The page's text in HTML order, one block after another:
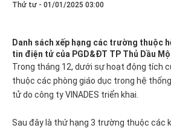
Thứ tư - 01/01/2025 03:00
Danh sách xếp hạng các trường thuộc
tin điện tử của PGD&ĐT TP Thủ Dầu
Trong tháng 12, dưới sự hoạt động tích
thuộc các phòng giáo dục trong hệ
tử do công ty VINADES triển khai.
Sau đây là thứ hạng 3 trường thuộc các